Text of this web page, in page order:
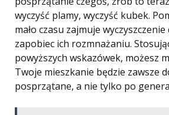
wyczyść plamy, wyczyść kubek.
mało czasu zajmuje
zapobiec ich rozmnażaniu.
powyższych wskazówek, możesz
Twoje mieszkanie będzie zawsze
posprzątane, a nie tylko po